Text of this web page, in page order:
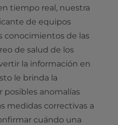
tiempo real, nuestra
de equipos
conocimientos de las
de salud de los
la información en
le brinda la
anomalías
medidas correctivas a
cuándo una